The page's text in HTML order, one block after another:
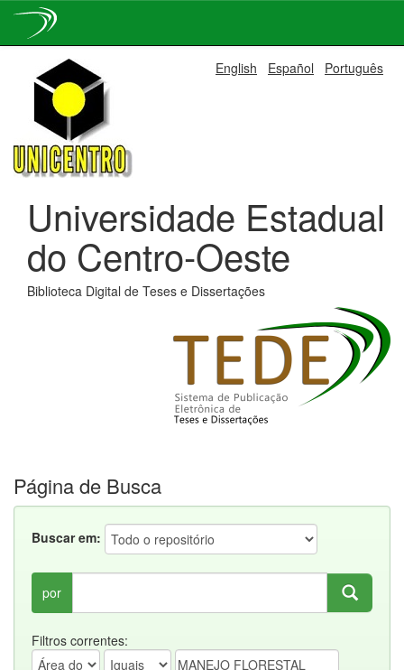
navigation
English Español Português
Universidade Estadual
do Centro-Oeste
Biblioteca Digital de Teses e Dissertações
Página de Busca
Buscar em:
por
Filtros correntes: